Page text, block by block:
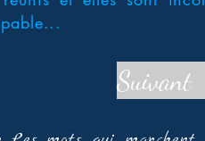
Suivant